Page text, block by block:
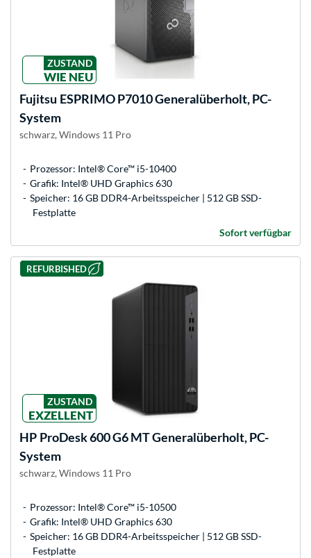
ZUSTAND
WIE NEU
Fujitsu ESPRIMO P7010 Generalüberholt, PC-
System
schwarz, Windows 11 Pro
Prozessor: Intel® Core™ i5-10400
Grafik: Intel® UHD Graphics 630
Speicher: 16 GB DDR4-Arbeitsspeicher | 512 GB SSD-
Festplatte
Sofort verfügbar
REFURBISHED
ZUSTAND
EXZELLENT
HP ProDesk 600 G6 MT Generalüberholt, PC-
System
schwarz, Windows 11 Pro
Prozessor: Intel® Core™ i5-10500
Grafik: Intel® UHD Graphics 630
Speicher: 16 GB DDR4-Arbeitsspeicher | 512 GB SSD-
Festplatte